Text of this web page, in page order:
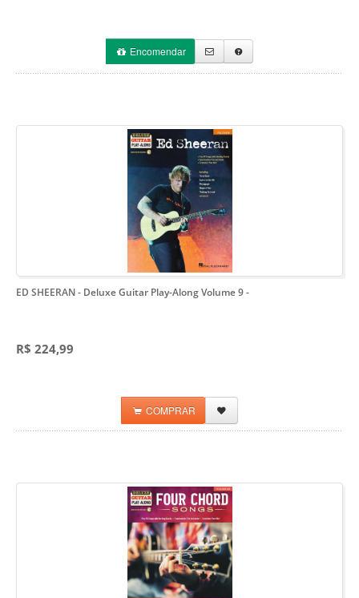
Encomendar
ED SHEERAN - Deluxe Guitar Play-Along Volume 9-
R$ 224,99
COMPRAR